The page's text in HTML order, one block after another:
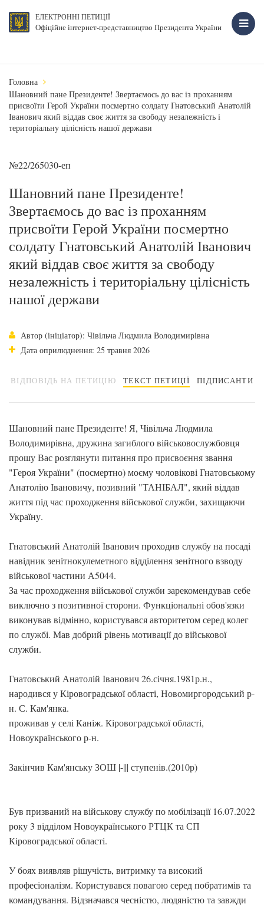
ЕЛЕКТРОННІ ПЕТИЦІЇ
Офіційне інтернет-представництво Президента України
Головна
Шановний пане Президенте! Звертаємось до вас із проханням
присвоїти Герой України посмертно солдату Гнатовський Анатолій
Іванович який віддав своє життя за свободу незалежність і
територіальну цілісність нашої держави
№22/265030-еп
Шановний пане Президенте!
Звертаємось до вас із проханням
присвоїти Герой України посмертно
солдату Гнатовський Анатолій Іванович
який віддав своє життя за свободу
незалежність і територіальну цілісність
нашої держави
Автор (ініціатор): Чівільча Людмила Володимирівна
Дата оприлюднення: 25 травня 2026
ВІДПОВІДЬ НА ПЕТИЦІЮ ТЕКСТ ПЕТИЦІЇ ПІДПИСАНТИ
Шановний пане Президенте! Я, Чівільча Людмила
Володимирівна, дружина загиблого військовослужбовця
прошу Вас розглянути питання про присвоєння звання
"Героя України" (посмертно) моєму чоловікові Гнатовському
Анатолію Івановичу, позивний "ТАНІБАЛ", який віддав
життя під час проходження військової служби, захищаючи
Україну.
Гнатовський Анатолій Іванович проходив службу на посаді
навідник зенітнокулеметного відділення зенітного взводу
військової частини А5044.
За час проходження військової служби зарекомендував себе
виключно з позитивної сторони. Функціональні обов'язки
виконував відмінно, користувався авторитетом серед колег
по службі. Мав добрий рівень мотивації до військової
служби.
Гнатовський Анатолій Іванович 26.січня.1981р.н.,
народився у Кіровоградської області, Новомиргородський р-
н. С. Кам'янка.
проживав у селі Каніж. Кіровоградської області,
Новоукраїнського р-н.
Закінчив Кам'янську ЗОШ |-||| ступенів.(2010р)
Був призваний на військову службу по мобілізації 16.07.2022
року 3 відділом Новоукраїнського РТЦК та СП
Кіровоградської області.
У боях виявляв рішучість, витримку та високий
професіоналізм. Користувався повагою серед побратимів та
командування. Відзначався чесністю, людяністю та завжди